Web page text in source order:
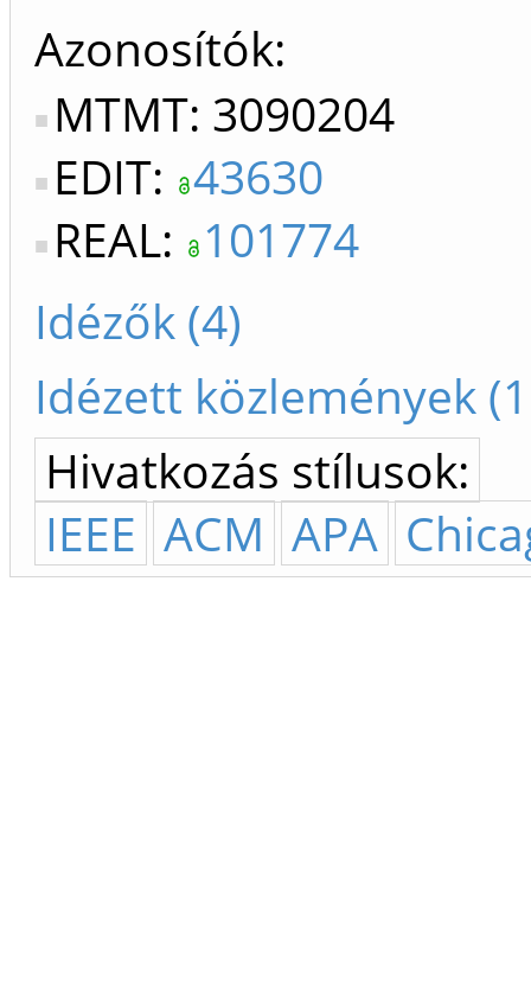
Azonosítók
MTMT: 3090204
EDIT: 43630
REAL: 101774
Idézők (4)
Idézett közlemények
Hivatkozás stílusok:
IEEE ACM APA